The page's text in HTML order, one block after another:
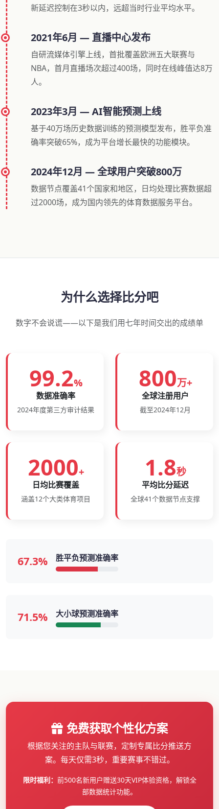
新延迟控制在3秒以内，远超当时行业平均水平。
2021年6月 — 直播中心发布
自研流媒体引擎上线，首批覆盖欧洲五大联赛与
NBA，首月直播场次超过400场，同时在线峰值达8万
人。
2023年3月 — AI智能预测上线
基于40万场历史数据训练的预测模型发布，胜平负准
确率突破65%，成为平台增长最快的功能模块。
2024年12月 — 全球用户突破800万
数据节点覆盖41个国家和地区，日均处理比赛数据超
过2000场，成为国内领先的体育数据服务平台。
为什么选择比分吧
数字不会说谎——以下是我们用七年时间交出的成绩单
99.2%
数据准确率
2024年度第三方审计结果
800万+
全球注册用户
截至2024年12月
2000+
日均比赛覆盖
涵盖12个大类体育项目
1.8秒
平均比分延迟
全球41个数据节点支撑
67.3% 胜平负预测准确率
71.5% 大小球预测准确率
免费获取个性化方案
根据您关注的主队与联赛，定制专属比分推送方
案。每天仅需3秒，重要赛事不错过。
限时福利： 前500名新用户赠送30天VIP体验资格，解锁全
部数据统计功能。